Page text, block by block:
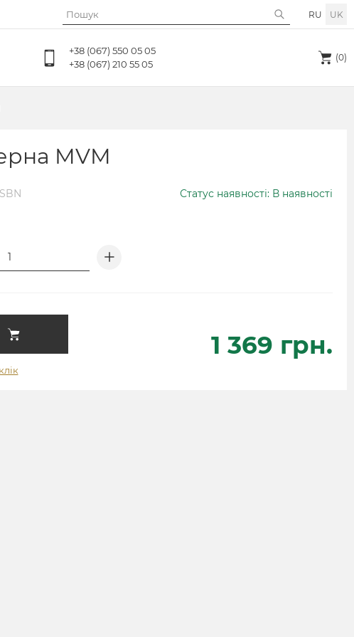
RU UK
+38 (067) 550 05 05
+38 (067) 210 55 05
(0)
MVM
Статус наявності: В наявності
1 369 грн.